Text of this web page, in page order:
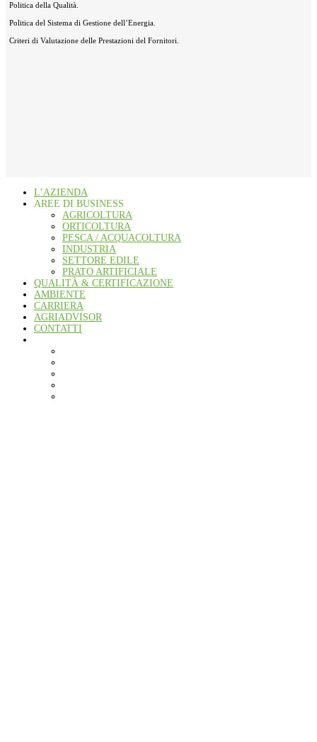
Politica della Qualità.
Politica del Sistema di Gestione dell’Energia.
Criteri di Valutazione delle Prestazioni del Fornitori.
L’AZIENDA
AREE DI BUSINESS
AGRICOLTURA
ORTICOLTURA
PESCA / ACQUACOLTURA
INDUSTRIA
SETTORE EDILE
PRATO ARTIFICIALE
QUALITÀ & CERTIFICAZIONE
AMBIENTE
CARRIERA
AGRIADVISOR
CONTATTI